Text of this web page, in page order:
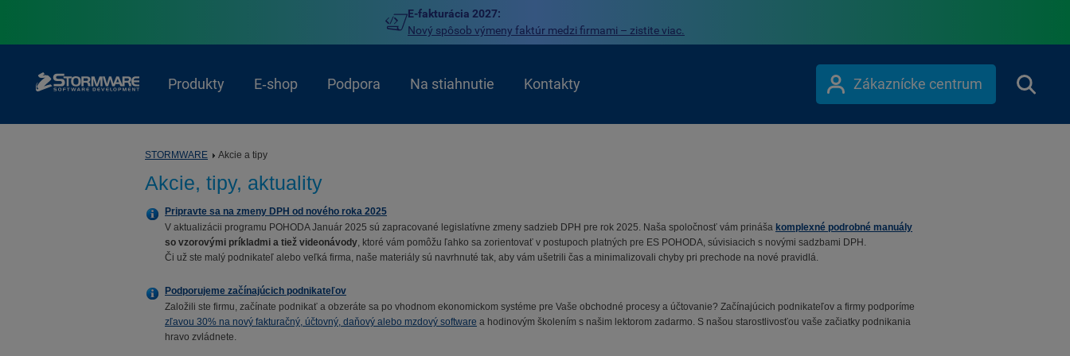
E-fakturácia 2027:
Nový spôsob výmeny faktúr medzi firmami – zistite viac.
Produkty E‑shop Podpora Na stiahnutie Kontakty Zákaznícke centrum
STORMWARE Akcie a tipy
Akcie, tipy, aktuality
Pripravte sa na zmeny DPH od nového roka 2025
V aktualizácii programu POHODA Január 2025 sú zapracované legislatívne zmeny sadzieb DPH pre rok 2025. Naša spoločnosť vám prináša komplexné podrobné manuály
so vzorovými príkladmi a tiež videonávody, ktoré vám pomôžu ľahko sa zorientovať v postupoch platných pre ES POHODA, súvisiacich s novými sadzbami DPH.
Či už ste malý podnikateľ alebo veľká firma, naše materiály sú navrhnuté tak, aby vám ušetrili čas a minimalizovali chyby pri prechode na nové pravidlá.
Podporujeme začínajúcich podnikateľov
Založili ste firmu, začínate podnikať a obzeráte sa po vhodnom ekonomickom systéme pre Vaše obchodné procesy a účtovanie? Začínajúcich podnikateľov a firmy podporíme
zľavou 30% na nový fakturačný, účtovný, daňový alebo mzdový software a hodinovým školením s našim lektorom zadarmo. S našou starostlivosťou vaše začiatky podnikania
hravo zvládnete.